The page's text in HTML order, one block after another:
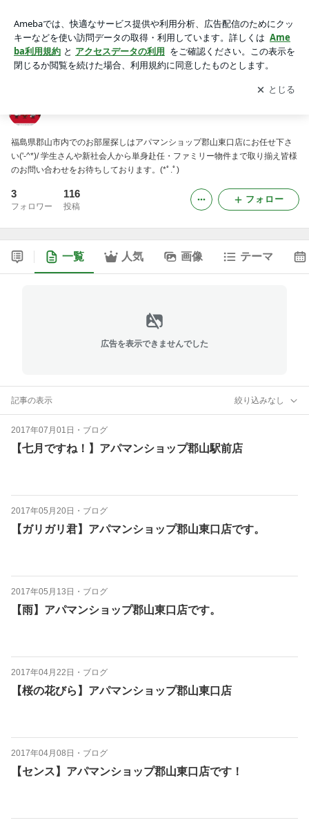
アプリをダウンロードして ブログの更新通知
を受け取りまし
ょう。
開く
福島県郡山市内でのお部屋探しはアパマンショップ郡山東口店にお任せ下さ
い('-^*)/ 学生さんや新社会人から単身赴任・ファミリー物件まで取り揃え皆様
のお問い合わせをお待ちしております。(*ﾟ.ﾟ)ゞ
3
フォロワー
116
投稿
フォロー
一覧 人気 画像 テーマ
広告を表示できませんでした
記事の表示 絞り込みなし
2017年07月01日 ・ ブログ
【七月ですね！】アパマンショップ郡山駅前店
2017年05月20日 ・ ブログ
【ガリガリ君】アパマンショップ郡山東口店です。
2017年05月13日 ・ ブログ
【雨】アパマンショップ郡山東口店です。
2017年04月22日 ・ ブログ
【桜の花びら】アパマンショップ郡山東口店
2017年04月08日 ・ ブログ
【センス】アパマンショップ郡山東口店です！